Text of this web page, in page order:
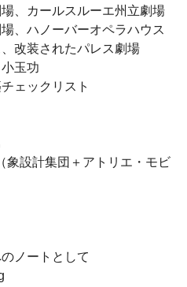
、カールスルーエ州立劇場
、ハノーバーオペラハウス
改装されたパレス劇場
玉功
ェックリスト
設計集団＋アトリエ・モビ
ノートとして